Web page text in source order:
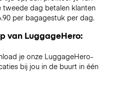
tweede dag betalen klanten
per bagagestuk per dag.
van LuggageHero:
je onze LuggageHero-
bij jou in de buurt in één